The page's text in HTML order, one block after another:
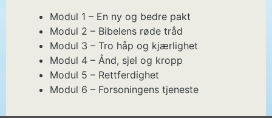
Modul 1 – En ny og bedre pakt
Modul 2 – Bibelens røde tråd
Modul 3 – Tro håp og kjærlighet
Modul 4 – Ånd, sjel og kropp
Modul 5 – Rettferdighet
Modul 6 – Forsoningens tjeneste